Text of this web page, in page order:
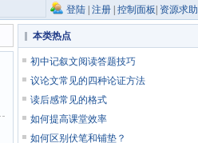
登陆 注册 控制面板 资源求助
本类热点
初中记叙文阅读答题技巧
议论文常见的四种论证方法
读后感常见的格式
如何提高课堂效率
如何区别伏笔和铺垫？